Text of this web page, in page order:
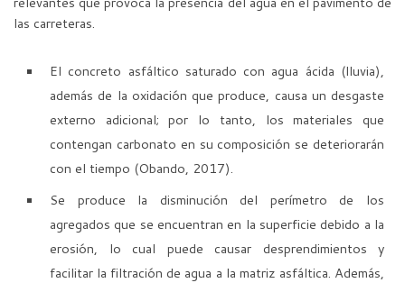
las carreteras.
El concreto asfáltico saturado con agua ácida (lluvia),
además de la oxidación que produce, causa un desgaste
externo adicional; por lo tanto, los materiales que
contengan carbonato en su composición se deteriorarán
con el tiempo (Obando, 2017).
Se produce la disminución del perímetro de los
agregados que se encuentran en la superficie debido a la
erosión, lo cual puede causar desprendimientos y
facilitar la filtración de agua a la matriz asfáltica. Además,